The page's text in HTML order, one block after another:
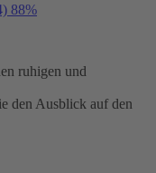
88%
ruhigen und
den Ausblick auf den